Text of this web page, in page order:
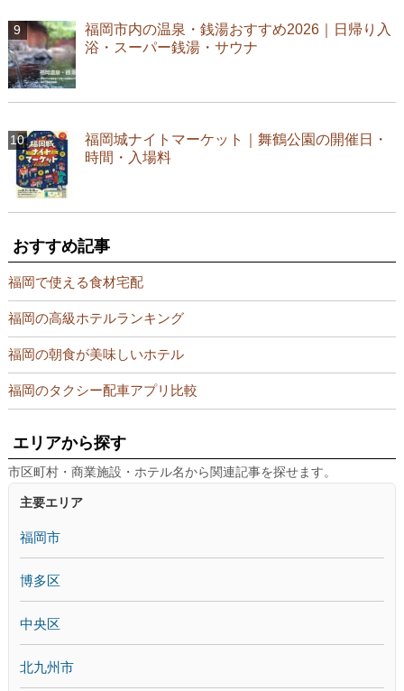
福岡市内の温泉・銭湯おすすめ2026｜日帰り入
浴・スーパー銭湯・サウナ
福岡城ナイトマーケット｜舞鶴公園の開催日・
時間・入場料
おすすめ記事
福岡で使える食材宅配
福岡の高級ホテルランキング
福岡の朝食が美味しいホテル
福岡のタクシー配車アプリ比較
エリアから探す
市区町村・商業施設・ホテル名から関連記事を探せます。
主要エリア
福岡市
博多区
中央区
北九州市